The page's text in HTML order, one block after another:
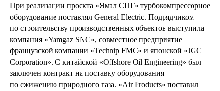
При реализации проекта «Ямал СПГ» турбокомпрессорное
оборудование поставлял General Electric. Подрядчиком
по строительству производственных объектов выступила
компания «Yamgaz SNC», совместное предприятие
французской компании «Technip FMC» и японской «JGC
Corporation». С китайской «Offshore Oil Engineering» был
заключен контракт на поставку оборудования
по сжижению природного газа. «Air Products» поставил